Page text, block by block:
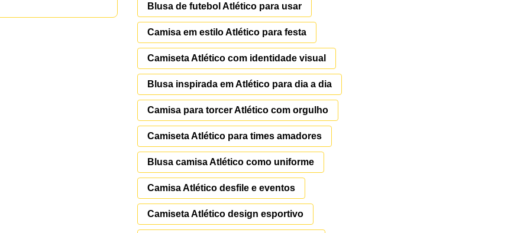
Blusa de futebol Atlético para usar
Camisa em estilo Atlético para festa
Camiseta Atlético com identidade visual
Blusa inspirada em Atlético para dia a dia
Camisa para torcer Atlético com orgulho
Camiseta Atlético para times amadores
Blusa camisa Atlético como uniforme
Camisa Atlético desfile e eventos
Camiseta Atlético design esportivo